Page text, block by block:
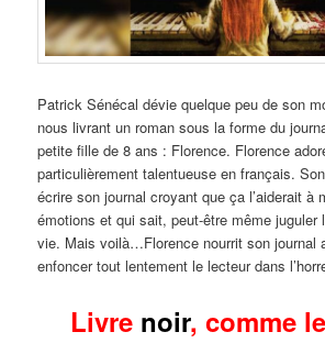
Patrick Sénécal dévie quelque peu de son
nous livrant un roman sous la forme du
petite fille de 8 ans : Florence. Florence
particulièrement talentueuse en français.
écrire son journal croyant que ça l’aiderait à
émotions et qui sait, peut-être même juguler
vie. Mais voilà…Florence nourrit son journal
enfoncer tout lentement le lecteur dans
Livre noir, comme